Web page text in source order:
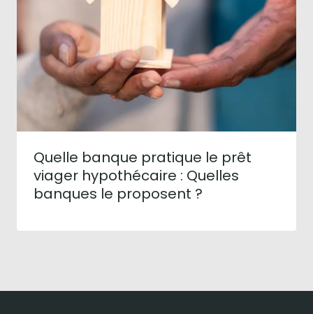
Quelle banque pratique le prêt
viager hypothécaire : Quelles
banques le proposent ?